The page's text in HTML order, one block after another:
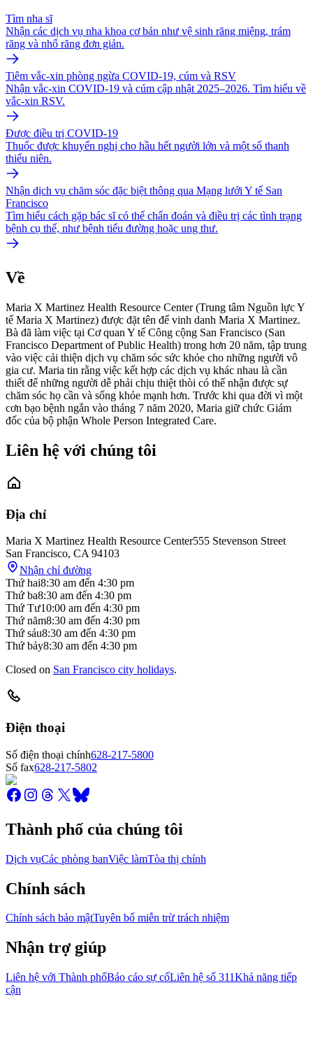
Tìm nha sĩ
Nhận các dịch vụ nha khoa cơ bản như vệ sinh răng miệng, trám
răng và nhổ răng đơn giản.
Tiêm vắc-xin phòng ngừa COVID-19, cúm và RSV
Nhận vắc-xin COVID-19 và cúm cập nhật 2025–2026. Tìm hiểu về
vắc-xin RSV.
Được điều trị COVID-19
Thuốc được khuyến nghị cho hầu hết người lớn và một số thanh
thiếu niên.
Nhận dịch vụ chăm sóc đặc biệt thông qua Mạng lưới Y tế San
Francisco
Tìm hiểu cách gặp bác sĩ có thể chẩn đoán và điều trị các tình trạng
bệnh cụ thể, như bệnh tiểu đường hoặc ung thư.
Về
Maria X Martinez Health Resource Center (Trung tâm Nguồn lực Y
tế Maria X Martinez) được đặt tên để vinh danh Maria X Martinez.
Bà đã làm việc tại Cơ quan Y tế Công cộng San Francisco (San
Francisco Department of Public Health) trong hơn 20 năm, tập trung
vào việc cải thiện dịch vụ chăm sóc sức khỏe cho những người vô
gia cư. Maria tin rằng việc kết hợp các dịch vụ khác nhau là cần
thiết để những người dễ phải chịu thiệt thòi có thể nhận được sự
chăm sóc họ cần và sống khỏe mạnh hơn. Trước khi qua đời vì một
cơn bạo bệnh ngắn vào tháng 7 năm 2020, Maria giữ chức Giám
đốc của bộ phận Whole Person Integrated Care.
Liên hệ với chúng tôi
Địa chỉ
Maria X Martinez Health Resource Center555 Stevenson Street
San Francisco, CA 94103
Nhận chỉ đường
Thứ hai8:30 am đến 4:30 pm
Thứ ba8:30 am đến 4:30 pm
Thứ Tư10:00 am đến 4:30 pm
Thứ năm8:30 am đến 4:30 pm
Thứ sáu8:30 am đến 4:30 pm
Thứ bảy8:30 am đến 4:30 pm
Closed on San Francisco city holidays.
Điện thoại
Số điện thoại chính628-217-5800
Số fax628-217-5802
Thành phố của chúng tôi
Dịch vụCác phòng banViệc làmTòa thị chính
Chính sách
Chính sách bảo mậtTuyên bố miễn trừ trách nhiệm
Nhận trợ giúp
Liên hệ với Thành phốBáo cáo sự cốLiên hệ số 311Khả năng tiếp
cận